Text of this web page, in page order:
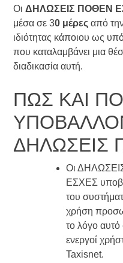
ΟιΔΗΛΩΣΕΙΣ ΠΟΘΕΝ
μέσα σε 30 μέρες από
ιδιότητας κάποιου ως
που καταλαμβάνει μια
διαδικασία αυτή.
ΠΩΣ ΚΑΙ
ΔΗΛΩΣΕΙΣ
Οι
ΕΣΧΕΣ
του
χρήση
το λόγο αυτό
ενεργοί
Taxisnet.